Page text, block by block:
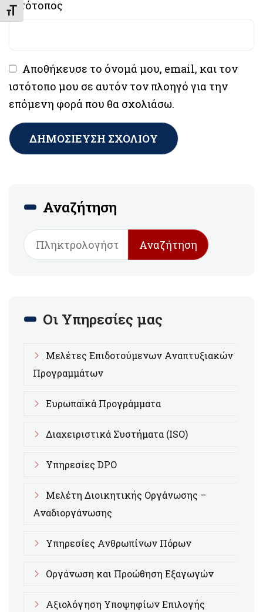
Εναλλαγή Μεγέθους Γραμμάτων
Ιστότοπος
Αποθήκευσε το όνομά μου, email, και τον
ιστότοπο μου σε αυτόν τον πλοηγό για την
επόμενη φορά που θα σχολιάσω.
Αναζήτηση
Αναζήτηση
Οι Υπηρεσίες μας
Μελέτες Επιδοτούμενων Αναπτυξιακών
Προγραμμάτων
Ευρωπαϊκά Προγράμματα
Διαχειριστικά Συστήματα (ISO)
Υπηρεσίες DPO
Μελέτη Διοικητικής Οργάνωσης –
Αναδιοργάνωσης
Υπηρεσίες Ανθρωπίνων Πόρων
Οργάνωση και Προώθηση Εξαγωγών
Αξιολόγηση Υποψηφίων Επιλογής